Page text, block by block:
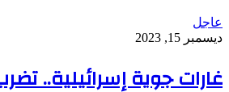
عاجل
ديسمبر 15, 2023
غارات جوية إسرائيلية..